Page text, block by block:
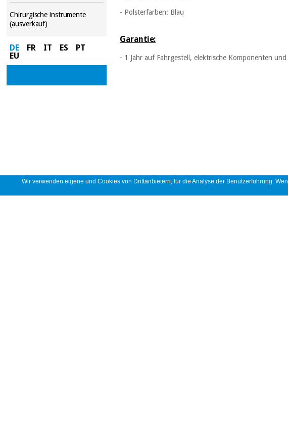
Chirurgische instrumente
(ausverkauf)
DE FR IT ES
PT
EU
- Polsterfarben: Blau
Garantie:
- 1 Jahr auf Fahrgestell, elektrische Komponenten
Wir verwenden eigene und Cookies von Drittanbietern, für die Analyse der Benutzerführung.